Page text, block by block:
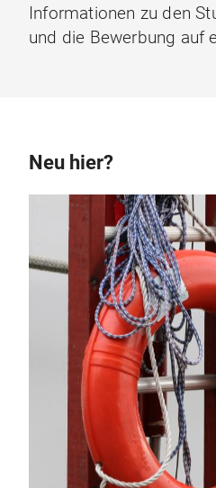
Informationen zu den
und die Bewerbung auf
Neu hier?